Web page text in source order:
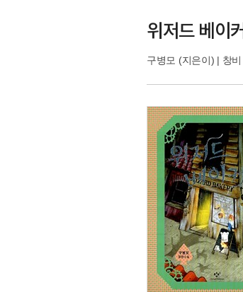
중고음반
위저드 베이
구병모 (지은이) | 창비